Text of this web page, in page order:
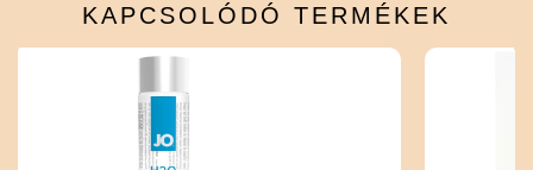
KAPCSOLÓDÓ TERMÉKEK